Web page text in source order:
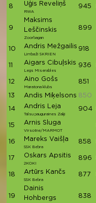
8 Uģis Reveliņš
RWA
945
9
Maksims
Leščinskis
Zoorbagan
899
10 Andris Mežgailis
Limbaži SKRIEN
918
11 Aigars Cibuļskis
Legs Miserables
936
12 Aino Gošs
Maratona klubs
851
13 Andis Miķelsons 850
14 Andris Leja
Talsu pauguraines Zaķi
904
15 Arnis Sluga
Virsotne/MARMOT
16 Mareks Vaišļa
SSK Bebra
858
17 Oskars Apsitis
2KOKI
896
18 Artūrs Kančs
SSK Bebra
877
19
Dainis
Hohbergs
838